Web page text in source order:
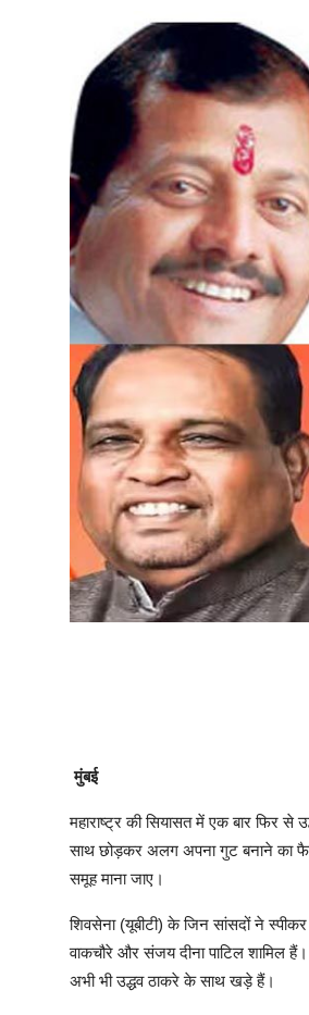
मुंबई
महाराष्ट्र की सियासत में एक बार फिर से
साथ छोड़कर अलग अपना गुट बनाने का
समूह माना जाए।
शिवसेना (यूबीटी) के जिन सांसदों ने
वाकचौरे और संजय दीना पाटिल शामिल
अभी भी उद्धव ठाकरे के साथ खड़े हैं।